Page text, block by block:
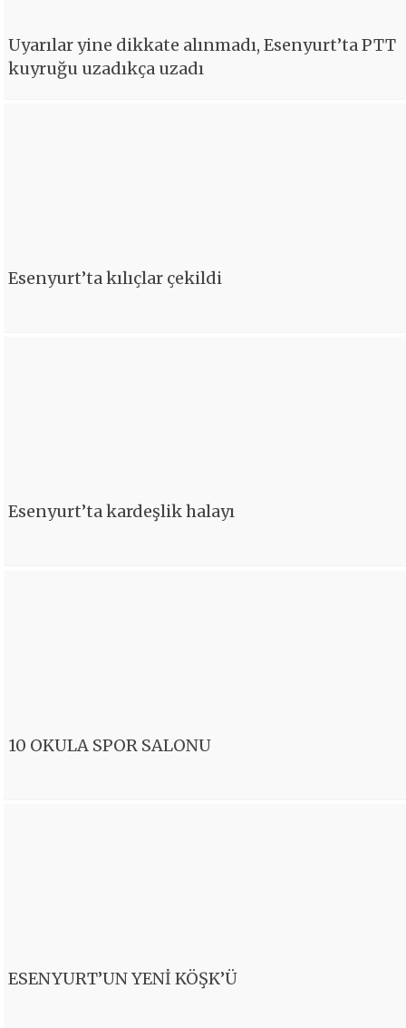
Uyarılar yine dikkate alınmadı, Esenyurt’ta PTT
kuyruğu uzadıkça uzadı
Esenyurt’ta kılıçlar çekildi
Esenyurt’ta kardeşlik halayı
10 OKULA SPOR SALONU
ESENYURT’UN YENİ KÖŞK’Ü